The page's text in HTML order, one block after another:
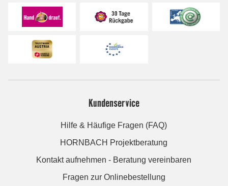
Kundenservice
Hilfe & Häufige Fragen (FAQ)
HORNBACH Projektberatung
Kontakt aufnehmen - Beratung vereinbaren
Fragen zur Onlinebestellung